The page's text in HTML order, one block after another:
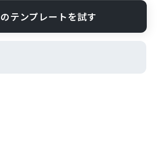
テンプレートを試す